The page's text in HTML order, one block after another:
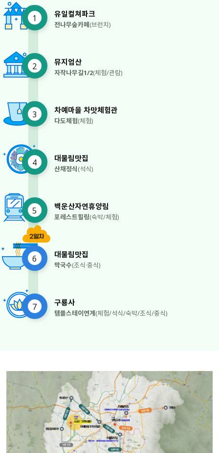
1 유일컬쳐파크
전나무숲카페(브런치)
2 뮤지엄산
자작나무길1/2(체험/관람)
3 차예마을 차맛체험관
다도체험(체험)
4 대물림맛집
산채정식(석식)
5 백운산자연휴양림
포레스트힐링(숙박/체험)
6 대물림맛집
막국수(조식·중식)
7 구룡사
템플스테이연계(체험/석식/숙박/조식/중식)